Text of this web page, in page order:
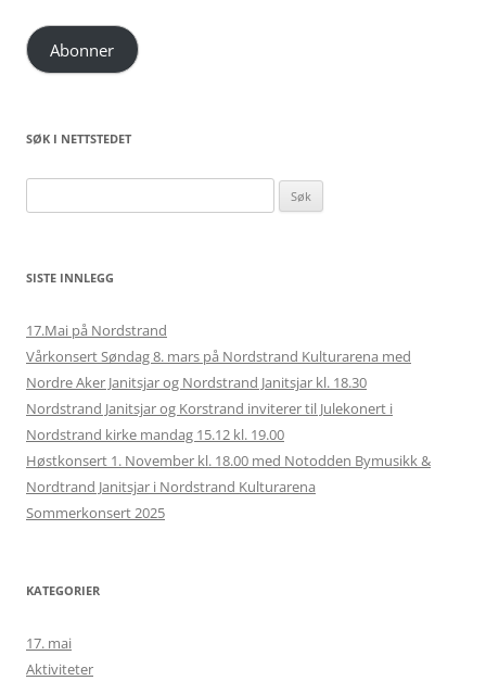
Abonner
SØK I NETTSTEDET
etter:
SISTE INNLEGG
17.Mai på Nordstrand
Vårkonsert Søndag 8. mars på Nordstrand Kulturarena med
Nordre Aker Janitsjar og Nordstrand Janitsjar kl. 18.30
Nordstrand Janitsjar og Korstrand inviterer til Julekonert i
Nordstrand kirke mandag 15.12 kl. 19.00
Høstkonsert 1. November kl. 18.00 med Notodden Bymusikk &
Nordtrand Janitsjar i Nordstrand Kulturarena
Sommerkonsert 2025
KATEGORIER
17. mai
Aktiviteter